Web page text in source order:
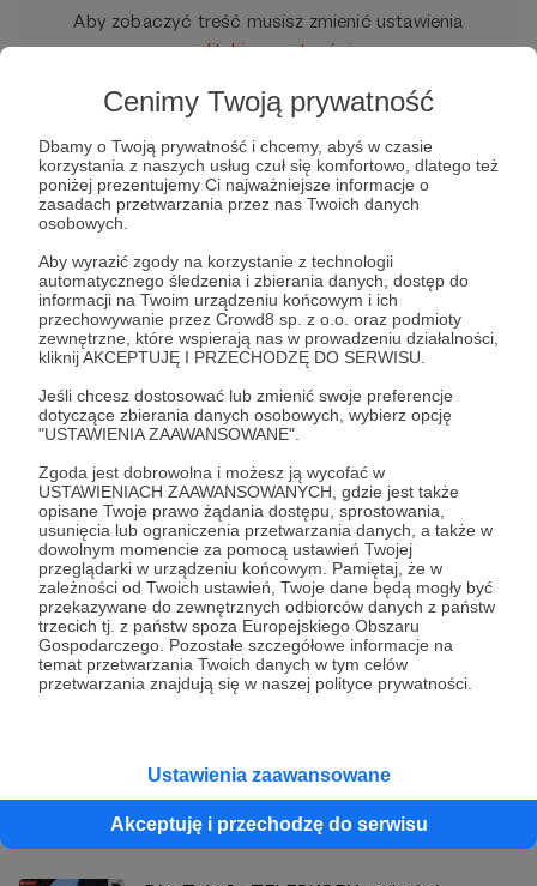
Cenimy Twoją prywatność
Dbamy o Twoją prywatność i chcemy, abyś w czasie
korzystania z naszych usług czuł się komfortowo, dlatego też
poniżej prezentujemy Ci najważniejsze informacje o
zasadach przetwarzania przez nas Twoich danych
osobowych.
Aby wyrazić zgody na korzystanie z technologii
automatycznego śledzenia i zbierania danych, dostęp do
informacji na Twoim urządzeniu końcowym i ich
przechowywanie przez Crowd8 sp. z o.o. oraz podmioty
zewnętrzne, które wspierają nas w prowadzeniu działalności,
kliknij AKCEPTUJĘ I PRZECHODZĘ DO SERWISU.
Jeśli chcesz dostosować lub zmienić swoje preferencje
dotyczące zbierania danych osobowych, wybierz opcję
"USTAWIENIA ZAAWANSOWANE".
Zgoda jest dobrowolna i możesz ją wycofać w
USTAWIENIACH ZAAWANSOWANYCH, gdzie jest także
opisane Twoje prawo żądania dostępu, sprostowania,
usunięcia lub ograniczenia przetwarzania danych, a także w
dowolnym momencie za pomocą ustawień Twojej
przeglądarki w urządzeniu końcowym. Pamiętaj, że w
zależności od Twoich ustawień, Twoje dane będą mogły być
przekazywane do zewnętrznych odbiorców danych z państw
trzecich tj. z państw spoza Europejskiego Obszaru
Gospodarczego. Pozostałe szczegółowe informacje na
temat przetwarzania Twoich danych w tym celów
przetwarzania znajdują się w naszej polityce prywatności.
Ustawienia zaawansowane
Akceptuję i przechodzę do serwisu
Aby zobaczyć treść musisz zmienić ustawienia
polityki prywatności
PATRONEM:https://patronite.pl/MojaAstrono
mia
✅ Obserwuj mnie na:
FACEBOOK:
https://www.facebook.com/mojaastronomiapl
INSTAGRAM:
https://www.instagram.com/mojaastronomia
Udostępnij
MojaAstronomiaPL
Zobacz profil autora
Zobacz również